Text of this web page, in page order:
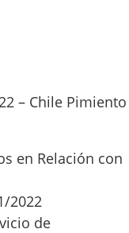
– Chile Pimiento
en Relación con
2022
de